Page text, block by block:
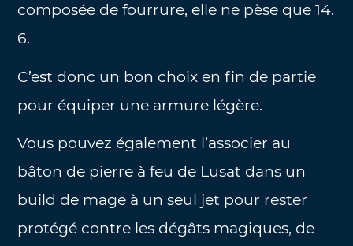
composée de fourrure, elle ne pèse que 14.
6.
C’est donc un bon choix en fin de partie
pour équiper une armure légère.
Vous pouvez également l’associer au
bâton de pierre à feu de Lusat dans un
build de mage à un seul jet pour rester
protégé contre les dégâts magiques, de